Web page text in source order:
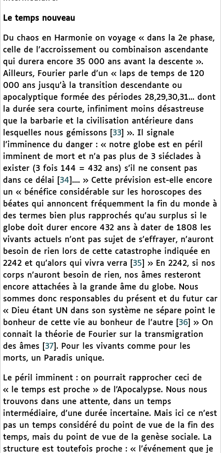
Le temps nouveau
Du chaos en Harmonie on voyage « dans la 2e phase,
celle de l’accroissement ou combinaison ascendante
qui durera encore 35 000 ans avant la descente ».
Ailleurs, Fourier parle d’un « laps de temps de 120
000 ans jusqu’à la transition descendante ou
apocalyptique formée des périodes 28,29,30,31... dont
la durée sera courte, infiniment moins désastreuse
que la barbarie et la civilisation antérieure dans
lesquelles nous gémissons
33
». Il signale
l’imminence du danger : « notre globe est en péril
imminent de mort et n’a pas plus de 3 siéclades à
exister (3 fois 144 = 432 ans) s’il ne consent pas
dans ce délai
34 .... » Cette prévision est-elle encore
un « bénéfice considérable sur les horoscopes des
béates qui annoncent fréquemment la fin du monde à
des termes bien plus rapprochés qu’au surplus si le
globe doit durer encore 432 ans à dater de 1808 les
vivants actuels n’ont pas sujet de s’effrayer, n’auront
besoin de rien lors de cette catastrophe indiquée en
2242 et qu’alors qui vivra verra
35
» En 2242, si nos
corps n’auront besoin de rien, nos âmes resteront
encore attachées à la grande âme du globe. Nous
sommes donc responsables du présent et du futur car
« Dieu étant UN dans son système ne sépare point le
bonheur de cette vie au bonheur de l’autre
36
» On
connait la théorie de Fourier sur la transmigration
des âmes
37 . Pour les vivants comme pour les
morts, un Paradis unique.
Le péril imminent : on pourrait rapprocher ceci de
« le temps est proche » de l’Apocalypse. Nous nous
trouvons dans une attente, dans un temps
intermédiaire, d’une durée incertaine. Mais ici ce n’est
pas un temps considéré du point de vue de la fin des
temps, mais du point de vue de la genèse sociale. La
structure est toutefois proche : « l’événement que je